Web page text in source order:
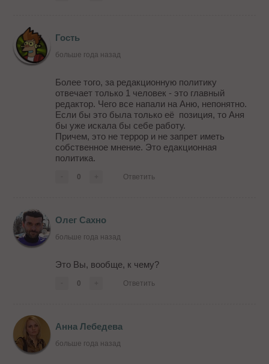
Гость
больше года назад
Более того, за редакционную политику
отвечает только 1 человек - это главный
редактор. Чего все напали на Аню, непонятно.
Если бы это была только её позиция, то Аня
бы уже искала бы себе работу.
Причем, это не террор и не запрет иметь
собственное мнение. Это едакционная
политика.
0 Ответить
Олег Сахно
больше года назад
Это Вы, вообще, к чему?
0 Ответить
Анна Лебедева
больше года назад